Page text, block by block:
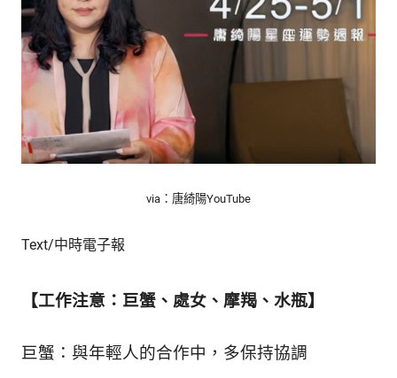
兩
星
座、
獵
奇
新
鮮
內
一
CBOOK
via：唐綺陽YouTube
Text/中時電子報
【工作注意：巨蟹、處女、摩羯、水瓶】
巨蟹：與年輕人的合作中，多保持協調